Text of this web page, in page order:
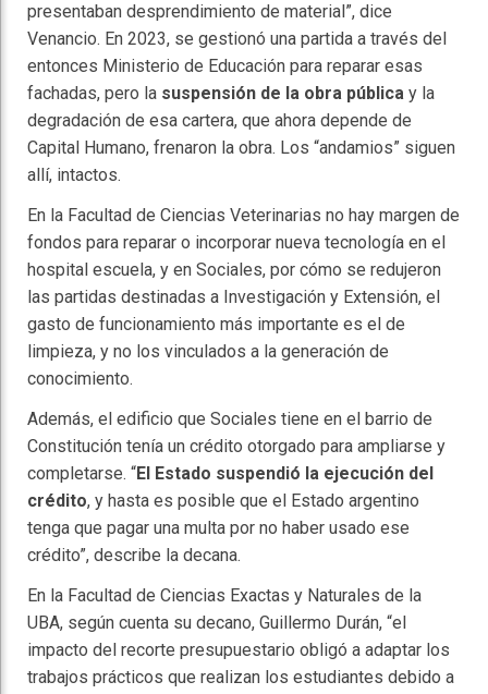
presentaban desprendimiento de material”, dice
Venancio. En 2023, se gestionó una partida a través del
entonces Ministerio de Educación para reparar esas
fachadas, pero la suspensión de la obra pública y la
degradación de esa cartera, que ahora depende de
Capital Humano, frenaron la obra. Los “andamios” siguen
allí, intactos.
En la Facultad de Ciencias Veterinarias no hay margen de
fondos para reparar o incorporar nueva tecnología en el
hospital escuela, y en Sociales, por cómo se redujeron
las partidas destinadas a Investigación y Extensión, el
gasto de funcionamiento más importante es el de
limpieza, y no los vinculados a la generación de
conocimiento.
Además, el edificio que Sociales tiene en el barrio de
Constitución tenía un crédito otorgado para ampliarse y
completarse. “El Estado suspendió la ejecución del
crédito, y hasta es posible que el Estado argentino
tenga que pagar una multa por no haber usado ese
crédito”, describe la decana.
En la Facultad de Ciencias Exactas y Naturales de la
UBA, según cuenta su decano, Guillermo Durán, “el
impacto del recorte presupuestario obligó a adaptar los
trabajos prácticos que realizan los estudiantes debido a